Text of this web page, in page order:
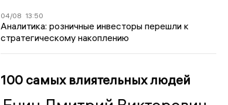
04/08 13:50
Аналитика: розничные инвесторы перешли к
стратегическому накоплению
100 самых влиятельных людей